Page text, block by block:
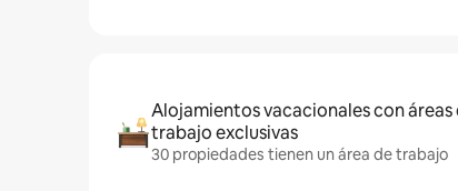
Alojamientos vacacionales con áreas
trabajo exclusivas
30 propiedades tienen un área de trabajo